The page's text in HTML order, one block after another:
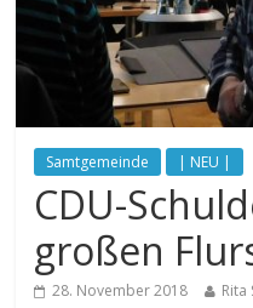
Samtgemeinde | NEU |
CDU-
großen
28. November 2018 Rita